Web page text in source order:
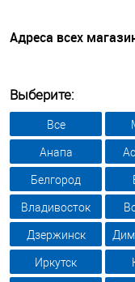
Адреса всех
Выберите:
Все
Анапа
Белгород
Владивосток
Дзержинск
Иркутск